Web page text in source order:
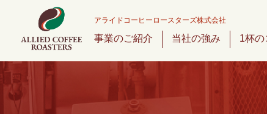
アライドコーヒーロースターズ株式会社
事業のご紹介 当社の強み 1杯